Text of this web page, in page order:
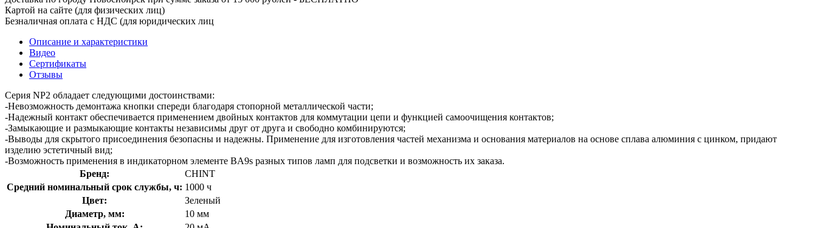
Картой на сайте (для физических лиц)
Безналичная оплата с НДС (для юридических лиц
Описание и характеристики
Видео
Сертификаты
Отзывы
Серия NP2 обладает следующими достоинствами:
-Невозможность демонтажа кнопки спереди благодаря стопорной металлической части;
-Надежный контакт обеспечивается применением двойных контактов для коммутации цепи и функцией самоочищения контактов;
-Замыкающие и размыкающие контакты независимы друг от друга и свободно комбинируются;
-Выводы для скрытого присоединения безопасны и надежны. Применение для изготовления частей механизма и основания материалов на основе сплава алюминия с цинком, придают
изделию эстетичный вид;
-Возможность применения в индикаторном элементе BA9s разных типов ламп для подсветки и возможность их заказа.
Бренд:
CHINT
Средний номинальный срок службы, ч: 1000 ч
Цвет:
Зеленый
Диаметр, мм:
10 мм